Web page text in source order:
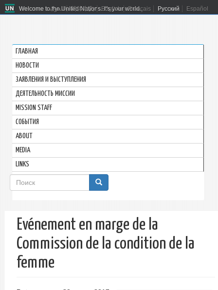
Welcome to the United Nations. It's your world.
العربية 简体中文 English Français Русский Español
ГЛАВНАЯ
HОВОСТИ
ЗАЯВЛЕНИЯ И ВЫСТУПЛЕНИЯ
ДЕЯТЕЛЬНОСТЬ МИССИИ
MISSION STAFF
СОБЫТИЯ
ABOUT
MEDIA
LINKS
Форма
поиска
Поиск
Evénement en marge de la
Commission de la condition de la
femme